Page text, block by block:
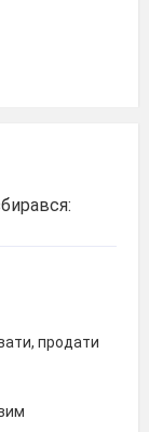
продати